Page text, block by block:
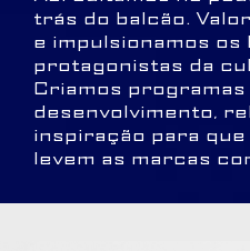
trás do balcão.
e impulsionamos
protagonistas da
Criamos programas
desenvolvimento,
inspiração para
levem as marcas